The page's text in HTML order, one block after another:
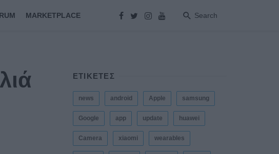
MARKETPLACE Search
ΕΤΙΚΕΤΕΣ
news android Apple samsung
Google app update huawei
Camera xiaomi wearables